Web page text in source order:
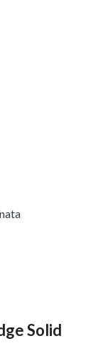
Solid